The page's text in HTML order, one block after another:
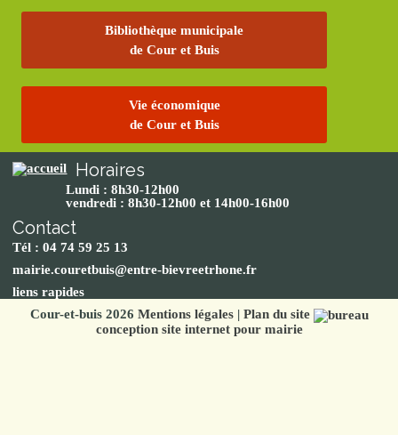
Bibliothèque municipale
de Cour et Buis
Vie économique
de Cour et Buis
Horaires
Lundi : 8h30-12h00
vendredi : 8h30-12h00 et 14h00-16h00
Contact
Tél : 04 74 59 25 13
mairie.couretbuis@entre-bievreetrhone.fr
liens rapides
Cour-et-buis 2026 Mentions légales| Plan du site
conception site internet pour mairie